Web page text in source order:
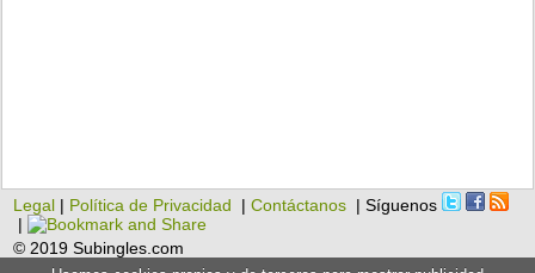
Legal | Política de Privacidad |Contáctanos | Síguenos
|
© 2019 Subingles.com